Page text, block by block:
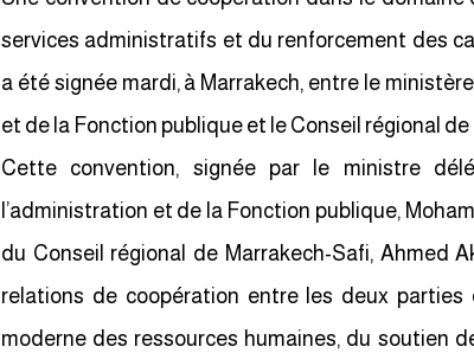
services administratifs et du renforcement des
a été signée mardi, à Marrakech, entre le
et de la Fonction publique et le Conseil régional
Cette convention, signée par le ministre
l’administration et de la Fonction publique,
du Conseil régional de Marrakech-Safi, Ahmed
relations de coopération entre les deux
moderne des ressources humaines, du soutien